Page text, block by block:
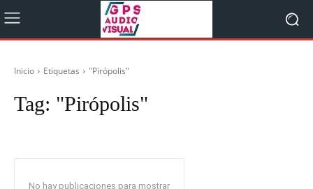
Inicio Etiquetas "Pirópolis"
Tag: "Pirópolis"
No hay publicaciones para mostrar